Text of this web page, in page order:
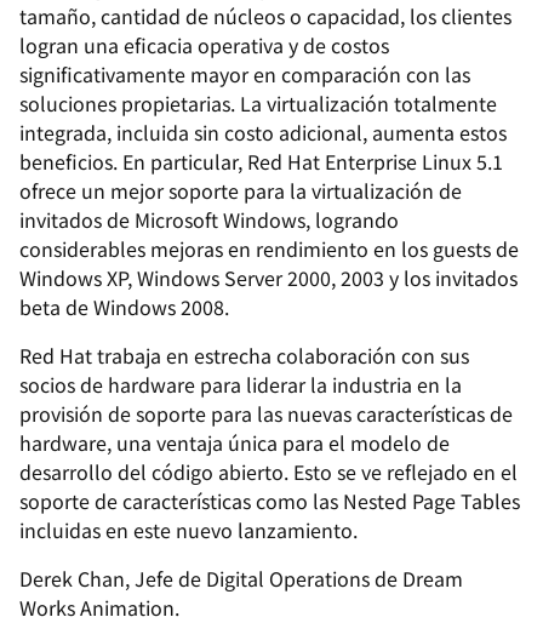
tamaño, cantidad de núcleos o capacidad, los clientes
logran una eficacia operativa y de costos
significativamente mayor en comparación con las
soluciones propietarias. La virtualización totalmente
integrada, incluida sin costo adicional, aumenta estos
beneficios. En particular, Red Hat Enterprise Linux 5.1
ofrece un mejor soporte para la virtualización de
invitados de Microsoft Windows, logrando
considerables mejoras en rendimiento en los guestsde
Windows XP, Windows Server 2000, 2003 y los invitados
beta de Windows 2008.
Red Hat trabaja en estrecha colaboración con sus
socios de hardware para liderar la industria en la
provisión de soporte para las nuevas características de
hardware, una ventaja única para el modelo de
desarrollo del código abierto. Esto se ve reflejado en el
soporte de características como las Nested Page Tables
incluidas en este nuevo lanzamiento.
Derek Chan, Jefe de Digital Operations de Dream
Works Animation.